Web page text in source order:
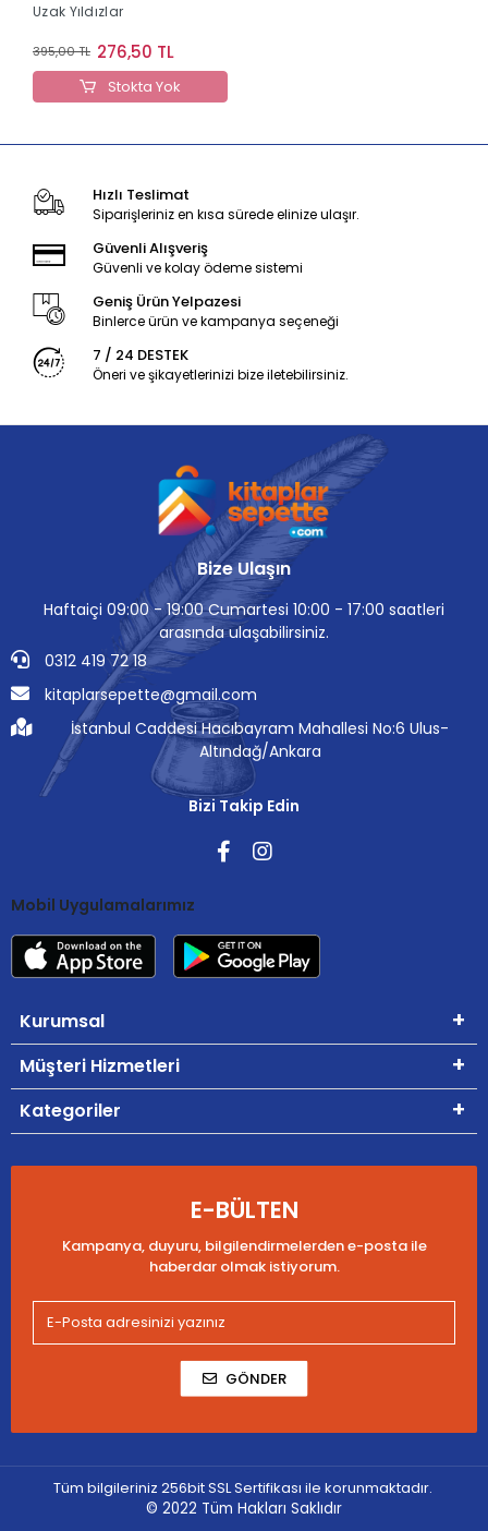
Uzak Yıldızlar
395,00 TL 276,50 TL
Stokta Yok
Hızlı Teslimat
Siparişleriniz en kısa sürede elinize ulaşır.
Güvenli Alışveriş
Güvenli ve kolay ödeme sistemi
Geniş Ürün Yelpazesi
Binlerce ürün ve kampanya seçeneği
7 / 24 DESTEK
Öneri ve şikayetlerinizi bize iletebilirsiniz.
Bize Ulaşın
Haftaiçi 09:00 - 19:00 Cumartesi 10:00 - 17:00 saatleri
arasında ulaşabilirsiniz.
0312 419 72 18
kitaplarsepette@gmail.com
İstanbul Caddesi Hacıbayram Mahallesi No:6 Ulus-
Altındağ/Ankara
Bizi Takip Edin
Mobil Uygulamalarımız
Kurumsal
Müşteri Hizmetleri
Kategoriler
E-BÜLTEN
Kampanya, duyuru, bilgilendirmelerden e-posta ile
haberdar olmak istiyorum.
GÖNDER
Tüm bilgileriniz 256bit SSL Sertifikası ile korunmaktadır.
© 2022 Tüm Hakları Saklıdır